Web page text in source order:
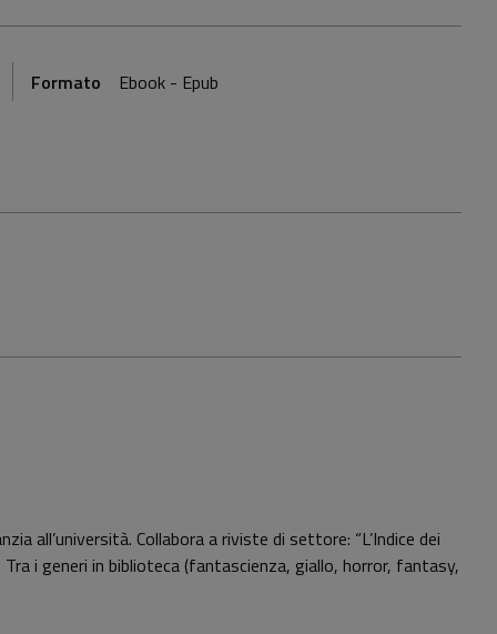
Formato
Ebook - Epub
all’università. Collabora a riviste di settore: “L’Indice dei
Tra i generi in biblioteca (fantascienza, giallo, horror, fantasy,